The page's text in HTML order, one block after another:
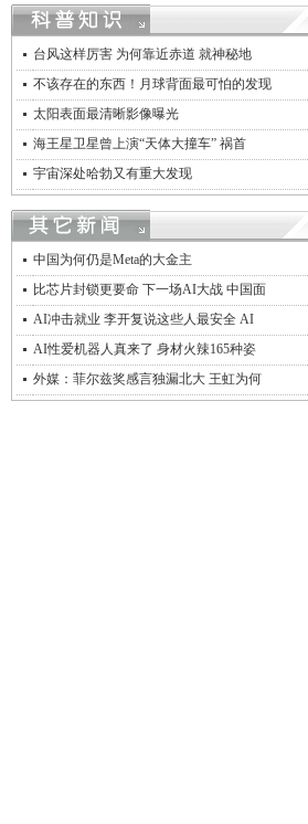
台风这样厉害 为何靠近赤道 就神秘地
不该存在的东西！月球背面最可怕的发现
太阳表面最清晰影像曝光
海王星卫星曾上演“天体大撞车” 祸首
宇宙深处哈勃又有重大发现
中国为何仍是Meta的大金主
比芯片封锁更要命 下一场AI大战 中国面
AI冲击就业 李开复说这些人最安全 AI
AI性爱机器人真来了 身材火辣165种姿
外媒：菲尔兹奖感言独漏北大 王虹为何